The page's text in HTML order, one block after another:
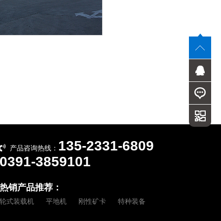
产品咨询热线： 135-2331-6809
3859101
销产品推荐：
式装载机 平地机 刚性矿卡 特种装备